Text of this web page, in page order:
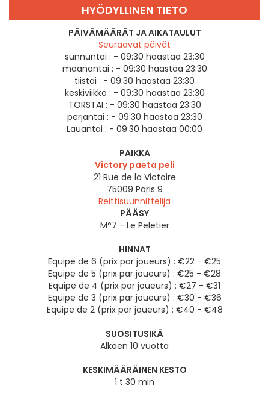
HYÖDYLLINEN TIETO
PÄIVÄMÄÄRÄT JA AIKATAULUT
Seuraavat päivät
sunnuntai : - 09:30 haastaa 23:30
maanantai : - 09:30 haastaa 23:30
tiistai : - 09:30 haastaa 23:30
keskiviikko : - 09:30 haastaa 23:30
TORSTAI : - 09:30 haastaa 23:30
perjantai : - 09:30 haastaa 23:30
Lauantai : - 09:30 haastaa 00:00
PAIKKA
Victory paeta peli
21 Rue de la Victoire
75009 Paris 9
Reittisuunnittelija
PÄÄSY
M°7 - Le Peletier
HINNAT
Equipe de 6 (prix par joueurs) : €22 - €25
Equipe de 5 (prix par joueurs) : €25 - €28
Equipe de 4 (prix par joueurs) : €27 - €31
Equipe de 3 (prix par joueurs) : €30 - €36
Equipe de 2 (prix par joueurs) : €40 - €48
SUOSITUSIKÄ
Alkaen 10 vuotta
KESKIMÄÄRÄINEN KESTO
1 t 30 min